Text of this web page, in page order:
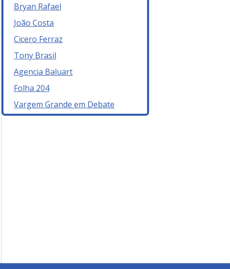
Bryan Rafael
João Costa
Cicero Ferraz
Tony Brasil
Agencia Baluart
Folha 204
Vargem Grande em Debate